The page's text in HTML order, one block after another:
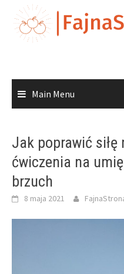
content
Main Menu
Jak poprawić
ćwiczenia na
brzuch
8 maja 2021